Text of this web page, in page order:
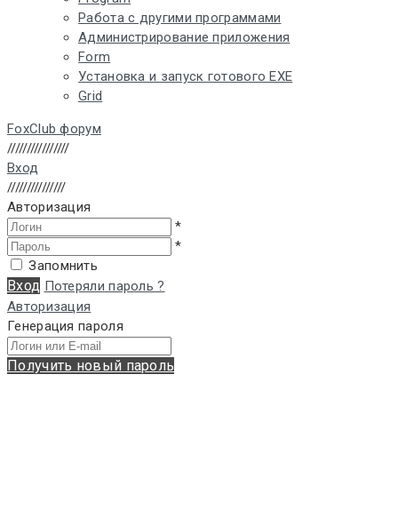
Работа с другими программами
Администрирование приложения
Form
Установка и запуск готового EXE
Grid
FoxClub форум
////////////////
Вход
///////////////
Авторизация
*
*
Запомнить
Вход Потеряли пароль ?
Авторизация
Генерация пароля
Получить новый пароль